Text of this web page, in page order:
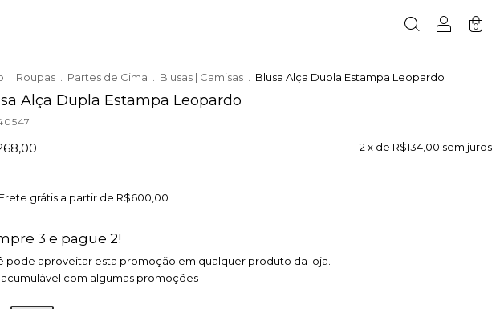
0
Roupas Partes de Cima Blusas | Camisas Blusa Alça Dupla Estampa Leopardo
Alça Dupla Estampa Leopardo
2 x de R$134,00 sem juros
Frete grátis a partir de R$600,00
3 e pague 2!
pode aproveitar esta promoção em qualquer produto da loja.
acumulável com algumas promoções